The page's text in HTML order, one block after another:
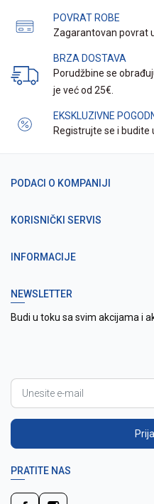
POVRAT ROBE
Zagarantovan povrat
BRZA DOSTAVA
Porudžbine se
je već od 25€.
EKSKLUZIVNE
Registrujte se i budite
PODACI O KOMPANIJI
KORISNIČKI SERVIS
INFORMACIJE
NEWSLETTER
Budi u toku sa svim akcijama i
PRATITE NAS